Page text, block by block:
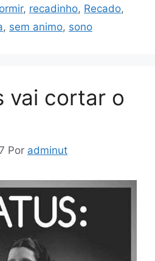
, recadinho, Recado,
, sem animo, sono
vai cortar o
Por adminut